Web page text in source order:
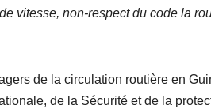
vitesse, non-respect du code la
de la circulation routière en
de la Sécurité et de la